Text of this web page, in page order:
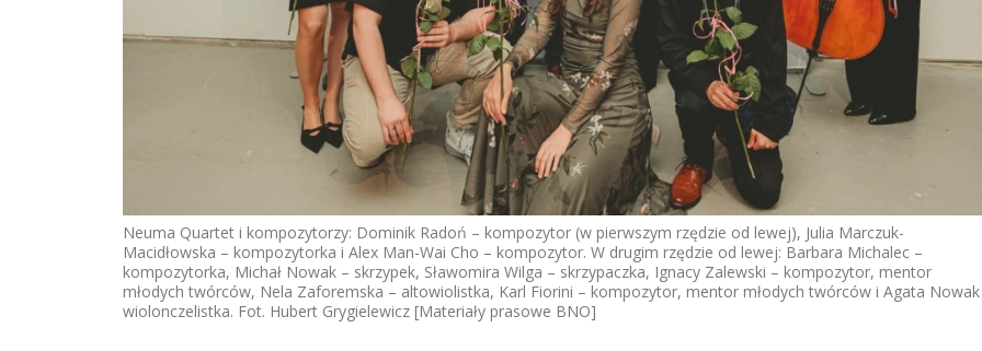
Neuma Quartet i kompozytorzy: Dominik Radoń – kompozytor (w pierwszym rzędzie od lewej), Julia Marczuk-
Macidłowska – kompozytorka i Alex Man-Wai Cho – kompozytor. W drugim rzędzie od lewej: Barbara Michalec –
kompozytorka, Michał Nowak – skrzypek, Sławomira Wilga – skrzypaczka, Ignacy Zalewski – kompozytor, mentor
młodych twórców, Nela Zaforemska – altowiolistka, Karl Fiorini – kompozytor, mentor młodych twórców i Agata Nowak
wiolonczelistka. Fot. Hubert Grygielewicz [Materiały prasowe BNO]